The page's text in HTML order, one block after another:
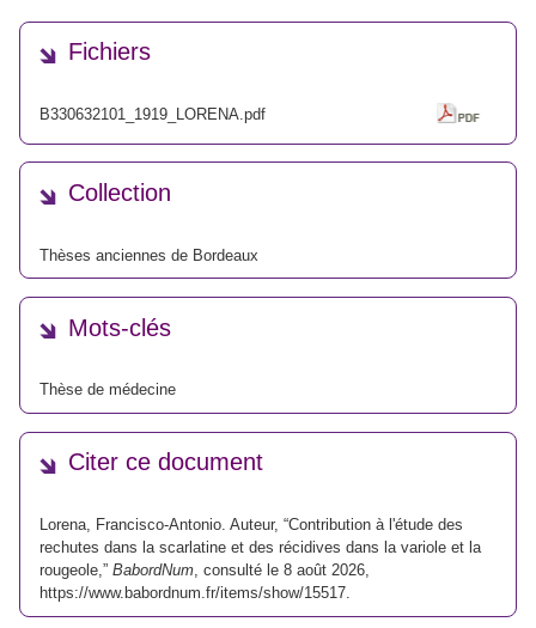
Fichiers
B330632101_1919_LORENA.pdf
Collection
Thèses anciennes de Bordeaux
Mots-clés
Thèse de médecine
Citer ce document
Lorena, Francisco-Antonio. Auteur, “Contribution à l'étude des
rechutes dans la scarlatine et des récidives dans la variole et la
rougeole,” BabordNum , consulté le 8 août 2026,
https://www.babordnum.fr/items/show/15517